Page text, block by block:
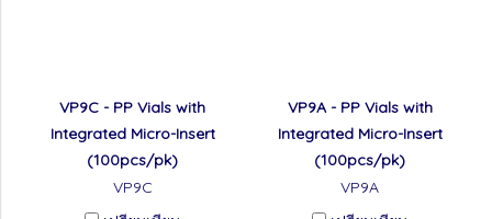
VP9C - PP Vials with
Integrated Micro-Insert
(100pcs/pk)
VP9C
VP9A - PP Vials with
Integrated Micro-Insert
(100pcs/pk)
VP9A